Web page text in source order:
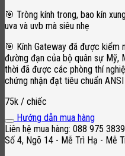
🎯 Tròng kính trong, bao kín
uva và uvb mà siêu nhẹ
🎯 Kính Gateway đã được kiểm
đường đạn của bộ quân sự Mỹ,
thời đã được các phòng thí
chứng nhận đạt tiêu chuẩn
75k / chiếc
Hướng dẫn mua hàng
Liên hệ mua hàng: 088 975 3839
Số 4, Ngõ 14 - Mễ Trì Hạ - Mễ